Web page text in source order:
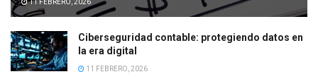
11 FEBRERO, 2026
Ciberseguridad contable: protegiendo datos en
la era digital
11 FEBRERO, 2026